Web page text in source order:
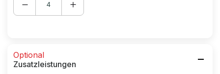
Optional
Zusatzleistungen